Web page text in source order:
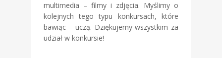
multimedia – filmy i zdjęcia. Myślimy o
kolejnych tego typu konkursach, które
bawiąc – uczą. Dziękujemy wszystkim za
udział w konkursie!